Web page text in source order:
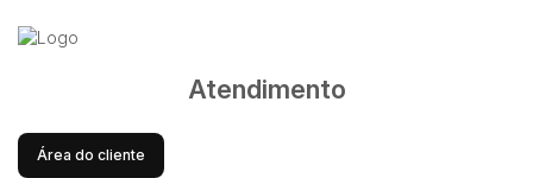
Atendimento
Área do cliente